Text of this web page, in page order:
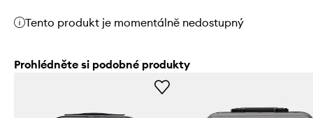
Tento produkt je momentálně nedostupný
Prohlédněte si podobné produkty